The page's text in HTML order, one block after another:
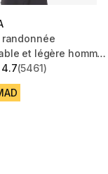
et légère homme,
noir
4.7
5 stars from 5461
(5461)